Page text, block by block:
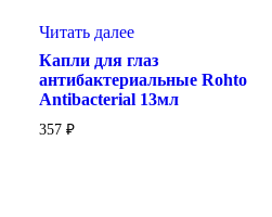
Читать далее
Капли для глаз
антибактериальные Rohto
Antibacterial 13мл
357 ₽